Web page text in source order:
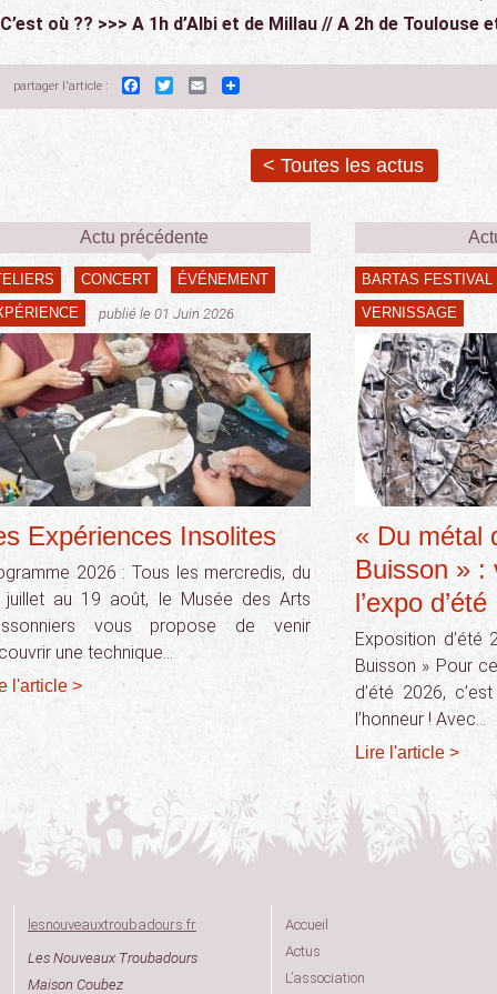
C’est où ?? >>> A 1h d’Albi et de Millau // A 2h de Toulouse
partager l'article : Facebook
TwitterEmail
< Toutes les actus
Actu précédente
CONCERT
ÉVÉNEMENT
publié le 01 Juin 2026
Expériences Insolites
2026 : Tous les mercredis, du
juillet au 19 août, le Musée des Arts
vous propose de venir
une technique…
l'article >
BARTAS FESTIVAL
VERNISSAGE
« Du métal
Buisson » :
l’expo d’été
Exposition d’été
Buisson » Pour
d’été 2026,
l’honneur ! Avec…
Lire l'article >
lesnouveauxtroubadours.fr
Les Nouveaux Troubadours
Maison Coubez
Accueil
Actus
L’association